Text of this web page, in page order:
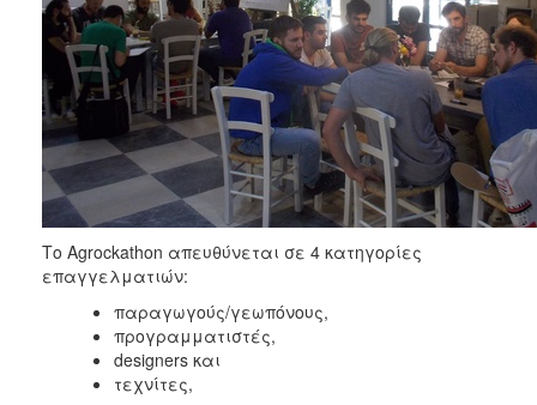
Το Agrockathon απευθύνεται σε 4 κατηγορίες
επαγγελματιών:
παραγωγούς/γεωπόνους,
προγραμματιστές,
designers και
τεχνίτες,